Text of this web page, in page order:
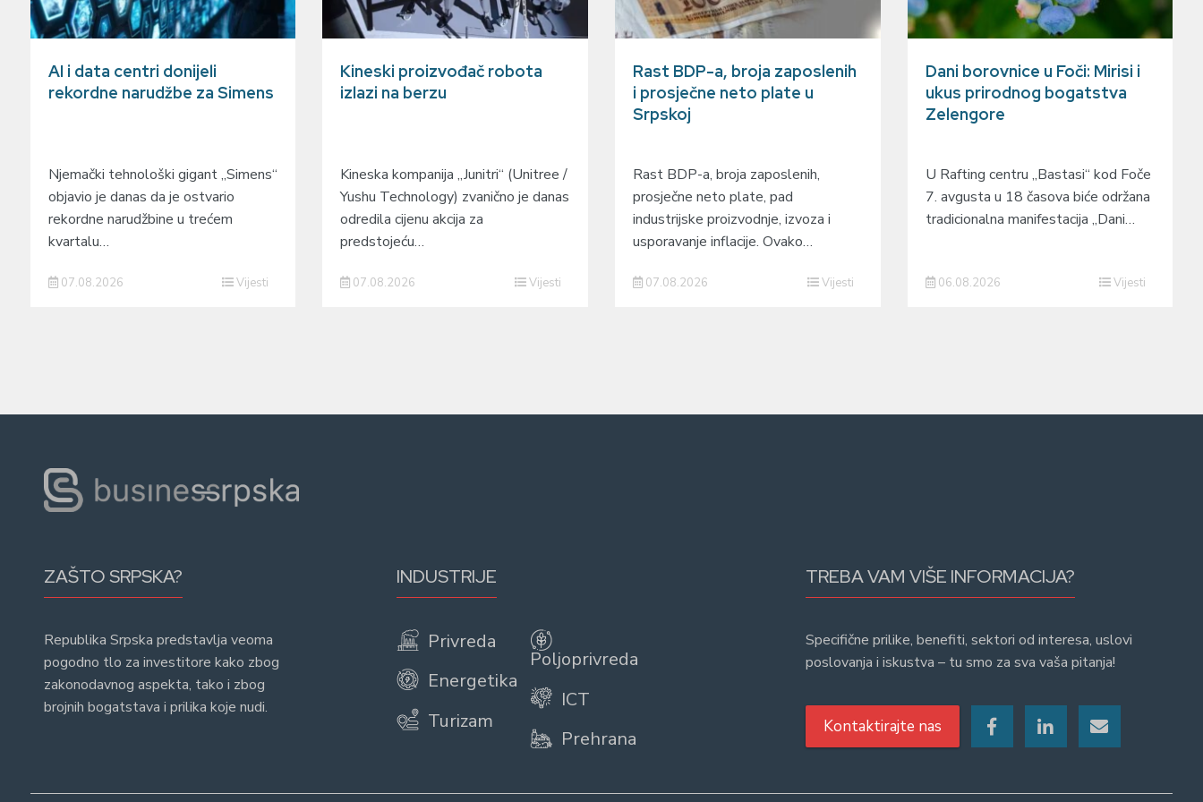
AI i data centri donijeli
rekordne narudžbe za Simens
Njemački tehnološki gigant „Simens“
objavio je danas da je ostvario
rekordne narudžbine u trećem
kvartalu…
07.08.2026 Vijesti
Kineski proizvođač robota
izlazi na berzu
Kineska kompanija „Junitri“ (Unitree /
Yushu Technology) zvanično je danas
odredila cijenu akcija za
predstojeću…
07.08.2026 Vijesti
Rast BDP-a, broja zaposlenih
i prosječne neto plate u
Srpskoj
Rast BDP-a, broja zaposlenih,
prosječne neto plate, pad
industrijske proizvodnje, izvoza i
usporavanje inflacije. Ovako…
07.08.2026 Vijesti
Dani borovnice u Foči: Mirisi i
ukus prirodnog bogatstva
Zelengore
U Rafting centru „Bastasi“ kod Foče
7. avgusta u 18 časova biće održana
tradicionalna manifestacija „Dani…
06.08.2026 Vijesti
ZAŠTO SRPSKA?
Republika Srpska predstavlja veoma
pogodno tlo za investitore kako zbog
zakonodavnog aspekta, tako i zbog
brojnih bogatstava i prilika koje nudi.
INDUSTRIJE
Privreda
Energetika
Turizam
Poljoprivreda
ICT
Prehrana
TREBA VAM VIŠE INFORMACIJA?
Specifične prilike, benefiti, sektori od interesa, uslovi
poslovanja i iskustva – tu smo za sva vaša pitanja!
Kontaktirajte nas